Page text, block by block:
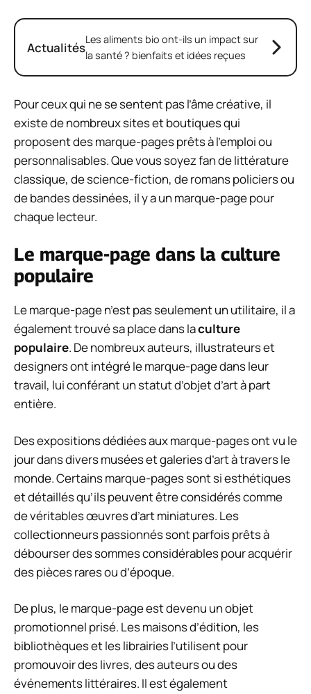
ActualitésLes aliments bio ont-ils un impact sur
la santé ? bienfaits et idées reçues
Pour ceux qui ne se sentent pas l’âme créative, il
existe de nombreux sites et boutiques qui
proposent des marque-pages prêts à l’emploi ou
personnalisables. Que vous soyez fan de littérature
classique, de science-fiction, de romans policiers ou
de bandes dessinées, il y a un marque-page pour
chaque lecteur.
Le marque-page dans la culture
populaire
Le marque-page n’est pas seulement un utilitaire, il a
également trouvé sa place dans laculture
populaire. De nombreux auteurs, illustrateurs et
designers ont intégré le marque-page dans leur
travail, lui conférant un statut d’objet d’art à part
entière.
Des expositions dédiées aux marque-pages ont vu le
jour dans divers musées et galeries d’art à travers le
monde. Certains marque-pages sont si esthétiques
et détaillés qu’ils peuvent être considérés comme
de véritables œuvres d’art miniatures. Les
collectionneurs passionnés sont parfois prêts à
débourser des sommes considérables pour acquérir
des pièces rares ou d’époque.
De plus, le marque-page est devenu un objet
promotionnel prisé. Les maisons d’édition, les
bibliothèques et les librairies l’utilisent pour
promouvoir des livres, des auteurs ou des
événements littéraires. Il est également